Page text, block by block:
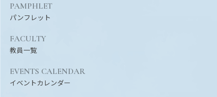
PAMPHLET
パンフレット
FACULTY
教員一覧
EVENTS CALENDAR
イベントカレンダー